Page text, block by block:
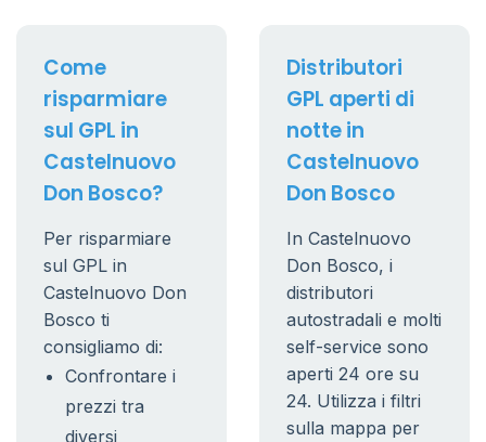
Come
risparmiare
sul GPL in
Castelnuovo
Don Bosco?
Per risparmiare
sul GPL in
Castelnuovo Don
Bosco ti
consigliamo di:
Confrontare i
prezzi tra
diversi
Distributori
GPL aperti di
notte in
Castelnuovo
Don Bosco
In Castelnuovo
Don Bosco, i
distributori
autostradali e molti
self-service sono
aperti 24 ore su
24. Utilizza i filtri
sulla mappa per